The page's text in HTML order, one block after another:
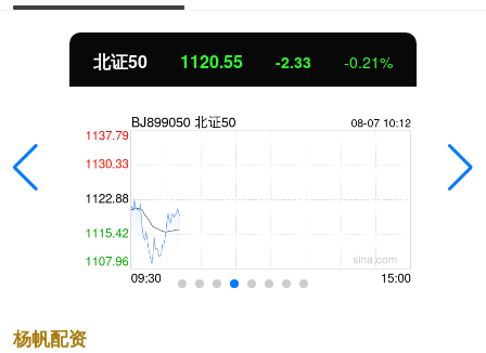
北证50 1120.55 -2.33 -0.21%
杨帆配资